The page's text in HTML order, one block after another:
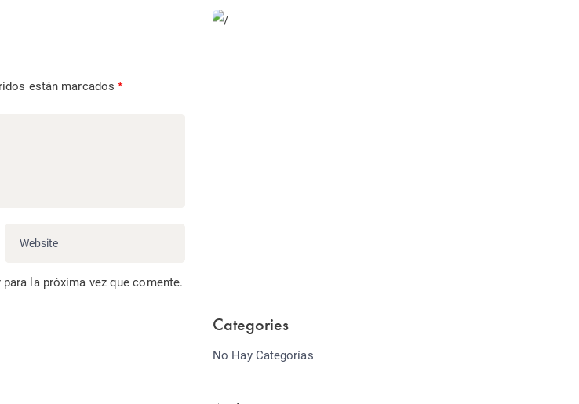
están marcados*
la próxima vez que comente.
Categories
No Hay Categorías